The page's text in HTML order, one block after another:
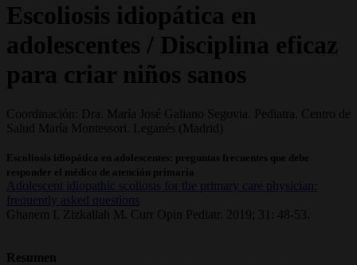
Escoliosis idiopática en
adolescentes / Disciplina eficaz
para criar niños sanos
Coordinación: Dra. María José Galiano Segovia. Pediatra. Centro de
Salud María Montessori. Leganés (Madrid)
Escoliosis idiopática en adolescentes: preguntas frecuentes que debe
responder el médico de atención primaria
Adolescent idiopathic scoliosis for the primary care physician:
frequently asked questions
Ghanem I, Zizkallah M. Curr Opin Pediatr. 2019; 31: 48-53.
Resumen